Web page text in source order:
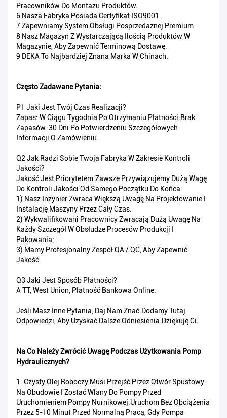
Pracowników Do Montażu Produktów.
6 Nasza Fabryka Posiada Certyfikat ISO9001.
7 Zapewniamy System Obsługi Posprzedażnej Premium.
8 Nasz Magazyn Z Wystarczającą Ilością Produktów W
Magazynie, Aby Zapewnić Terminową Dostawę.
9 DEKA To Najbardziej Znana Marka W Chinach.
Często Zadawane Pytania:
P1 Jaki Jest Twój Czas Realizacji?
Zapas: W Ciągu Tygodnia Po Otrzymaniu Płatności.Brak
Zapasów: 30 Dni Po Potwierdzeniu Szczegółowych
Informacji O Zamówieniu.
Q2 Jak Radzi Sobie Twoja Fabryka W Zakresie Kontroli
Jakości?
Jakość Jest Priorytetem.Zawsze Przywiązujemy Dużą Wagę
Do Kontroli Jakości Od Samego Początku Do Końca:
1) Nasz Inżynier Zwraca Większą Uwagę Na Projektowanie I
Instalację Maszyny Przez Cały Czas.
2) Wykwalifikowani Pracownicy Zwracają Dużą Uwagę Na
Każdy Szczegół W Obsłudze Procesów Produkcji I
Pakowania;
3) Mamy Profesjonalny Zespół QA / QC, Aby Zapewnić
Jakość.
Q3 Jaki Jest Sposób Płatności?
A TT, West Union, Płatność Bankowa Online.
Jeśli Masz Inne Pytania, Daj Nam Znać.Dodamy Tutaj
Odpowiedzi, Aby Uzyskać Dalsze Odniesienia.Dziękuję Ci.
Na Co Należy Zwrócić Uwagę Podczas Użytkowania Pomp
Hydraulicznych?
1. Czysty Olej Roboczy Musi Przejść Przez Otwór Spustowy
Na Obudowie I Zostać Wlany Do Pompy Przed
Uruchomieniem Pompy Nurnikowej.Uruchom Bez Obciążenia
Przez 5-10 Minut Przed Normalną Pracą, Gdy Pompa